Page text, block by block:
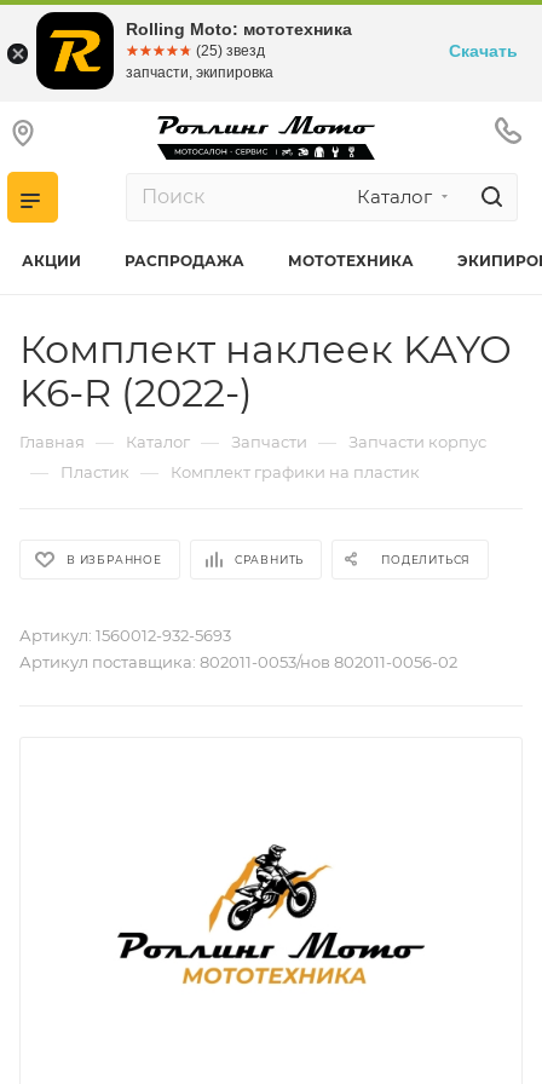
Каталог
АКЦИИ РАСПРОДАЖА МОТОТЕХНИКА
Комплект наклеек KAYO
K6-R (2022-)
Главная — Каталог — Запчасти — Запчасти корпус
— Пластик — Комплект графики на пластик
В ИЗБРАННОЕ СРАВНИТЬ ПОДЕЛИТЬСЯ
Артикул: 1560012-932-5693
Артикул поставщика: 802011-0053/нов 802011-0056-02
Rolling Moto: мототехника
☆☆☆☆☆
★★★★★ (25) звезд
запчасти, экипировка
Скачать